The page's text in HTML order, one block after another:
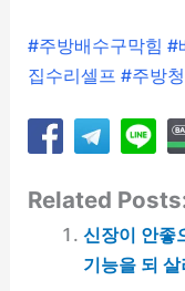
#주방배수구막힘 #
집수리셀프 #주방
Related
신장이 안좋
기능을 되